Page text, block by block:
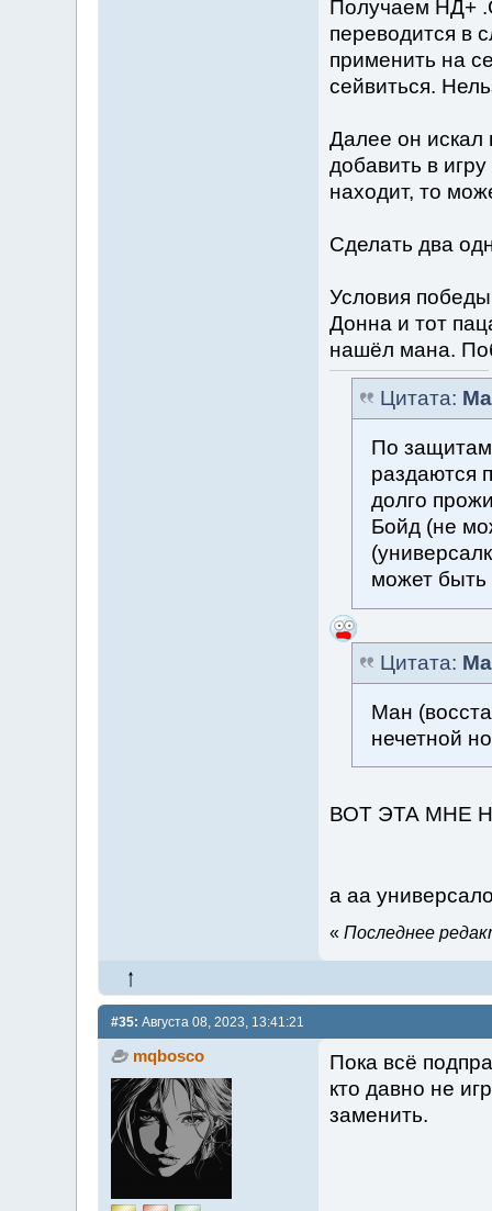
Получаем НД+
переводится в
применить на
сейвиться.
Далее он искал
добавить в
находит, то
Сделать два
Условия
Донна и тот
нашёл мана.
Цитата:
По
раздаются
долго
Бойд (не
может
Цитата:
Ман
нечетной
ВОТ ЭТА МНЕ
а аа
« Последнее
#35: Августа 08, 2023, 13:41:21
mqbosco
Пока всё
кто давно не
заменить.